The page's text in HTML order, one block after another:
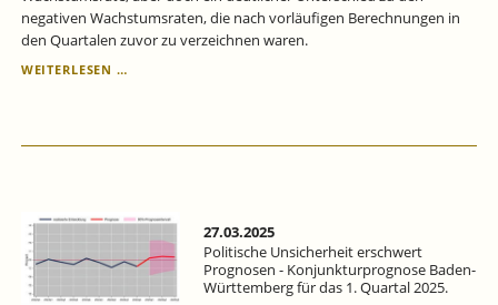
negativen Wachstumsraten, die nach vorläufigen Berechnungen in
den Quartalen zuvor zu verzeichnen waren.
WEITERLESEN …
DAS
POLITISCHE
UNSICHERHEIT
ERSCHWERT
PROGNOSEN.
27.03.2025
Politische Unsicherheit erschwert
Prognosen - Konjunkturprognose Baden-
Württemberg für das 1. Quartal 2025.